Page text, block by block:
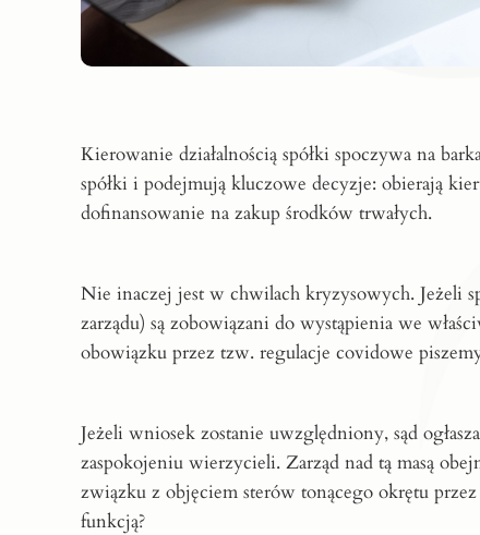
Kierowanie działalnością spółki spoczywa na
spółki i podejmują kluczowe decyzje: obierają
dofinansowanie na zakup środków trwałych.
Nie inaczej jest w chwilach kryzysowych. Jeżeli
zarządu) są zobowiązani do wystąpienia we
obowiązku przez tzw. regulacje covidowe
Jeżeli wniosek zostanie uwzględniony, sąd
zaspokojeniu wierzycieli. Zarząd nad tą masą
związku z objęciem sterów tonącego okrętu
funkcją?